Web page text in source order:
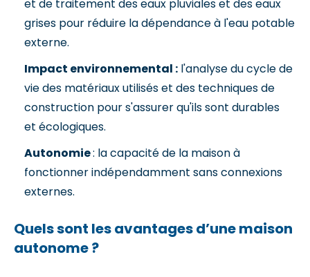
et de traitement des eaux pluviales et des eaux
grises pour réduire la dépendance à l'eau potable
externe.
Impact environnemental : l'analyse du cycle de
vie des matériaux utilisés et des techniques de
construction pour s'assurer qu'ils sont durables
et écologiques.
Autonomie: la capacité de la maison à
fonctionner indépendamment sans connexions
externes.
Quels sont les avantages d’une maison
autonome ?